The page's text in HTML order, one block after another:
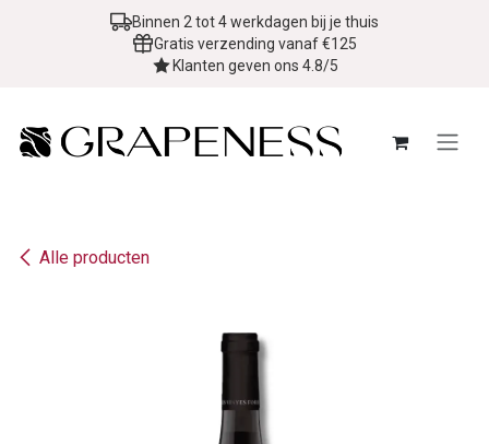
Overslaan naar inhoudBinnen 2 tot 4 werkdagen bij je thuis
Gratis verzending vanaf €125
Klanten geven ons 4.8/5
Alle producten